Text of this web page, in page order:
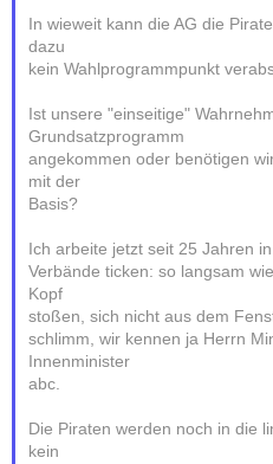
In wieweit kann die AG die
dazu
kein Wahlprogrammpunkt
Ist unsere "einseitige"
Grundsatzprogramm
angekommen oder benötigen
mit der
Basis?
Ich arbeite jetzt seit 25 Jahren
Verbände ticken: so langsam
Kopf
stoßen, sich nicht aus dem
schlimm, wir kennen ja Herrn
Innenminister
abc.
Die Piraten werden noch in die
kein